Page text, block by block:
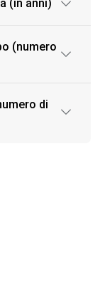
(in anni)
(numero
di